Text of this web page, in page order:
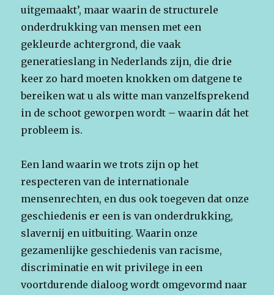
uitgemaakt’, maar waarin de structurele
onderdrukking van mensen met een
gekleurde achtergrond, die vaak
generatieslang in Nederlands zijn, die drie
keer zo hard moeten knokken om datgene te
bereiken wat u als witte man vanzelfsprekend
in de schoot geworpen wordt – waarin dát het
probleem is.
Een land waarin we trots zijn op het
respecteren van de internationale
mensenrechten, en dus ook toegeven dat onze
geschiedenis er een is van onderdrukking,
slavernij en uitbuiting. Waarin onze
gezamenlijke geschiedenis van racisme,
discriminatie en wit privilege in een
voortdurende dialoog wordt omgevormd naar